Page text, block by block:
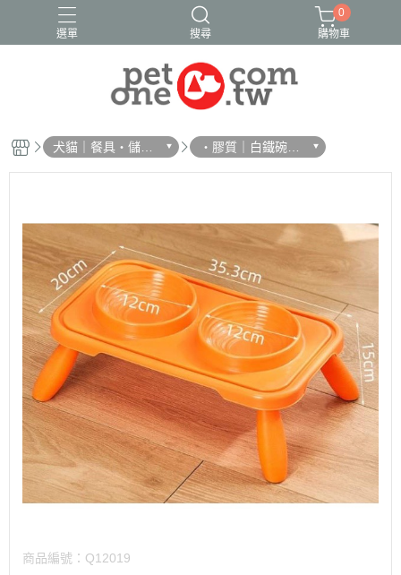
選單 搜尋
0
購物車
犬貓｜餐具・儲
糧・濾芯
・膠質｜白鐵碗｜
碗架
商品編號： Q12019